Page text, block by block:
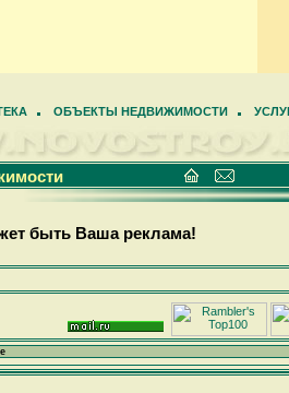
ОБЪЕКТЫ НЕДВИЖИМОСТИ
быть Ваша реклама!